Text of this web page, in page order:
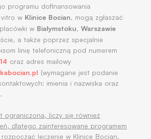
programu dofinansowania
w Klinice Bocian, mogą zgłaszać
w Białymstoku, Warszawie
a także poprzez specjalnie
linię telefoniczną pod numerem
oraz adres mailowy
(wymagane jest podanie
imienia i nazwiska oraz
ograniczona, liczy się również
dlatego zainteresowane programem
leczenie w Klinice Bocian,